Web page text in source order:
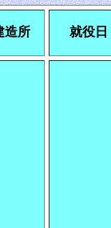
造所 就役日